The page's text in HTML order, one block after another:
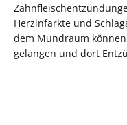
Herzinfarkte und
dem Mundraum
gelangen und dort